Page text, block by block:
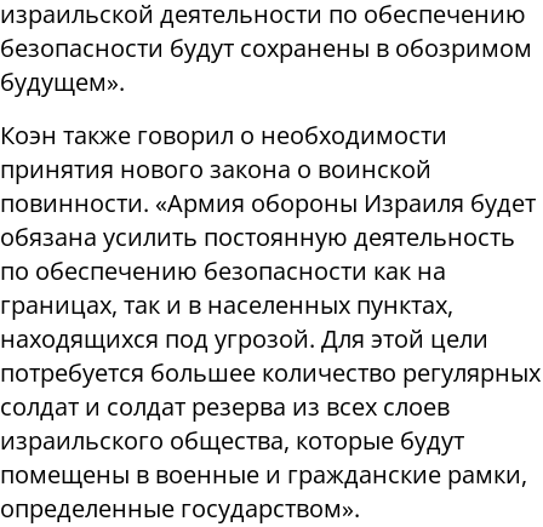
израильской деятельности по обеспечению
безопасности будут сохранены в обозримом
будущем».
Коэн также говорил о необходимости
принятия нового закона о воинской
повинности. «Армия обороны Израиля будет
обязана усилить постоянную деятельность
по обеспечению безопасности как на
границах, так и в населенных пунктах,
находящихся под угрозой. Для этой цели
потребуется большее количество регулярных
солдат и солдат резерва из всех слоев
израильского общества, которые будут
помещены в военные и гражданские рамки,
определенные государством».